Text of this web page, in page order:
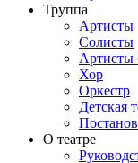
Труппа
Артисты
Солисты
Артисты
Хор
Оркестр
Детская
О театре